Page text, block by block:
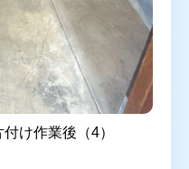
け作業後（4）